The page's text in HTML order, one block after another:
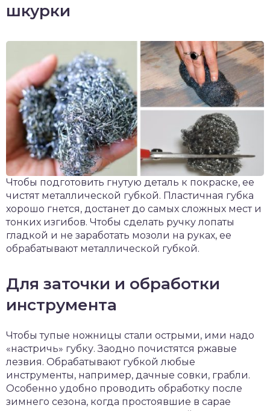
шкурки
Чтобы подготовить гнутую деталь к покраске, ее
чистят металлической губкой. Пластичная губка
хорошо гнется, достанет до самых сложных мест и
тонких изгибов. Чтобы сделать ручку лопаты
гладкой и не заработать мозоли на руках, ее
обрабатывают металлической губкой.
Для заточки и обработки
инструмента
Чтобы тупые ножницы стали острыми, ими надо
«настричь» губку. Заодно почистятся ржавые
лезвия. Обрабатывают губкой любые
инструменты, например, дачные совки, грабли.
Особенно удобно проводить обработку после
зимнего сезона, когда простоявшие в сарае